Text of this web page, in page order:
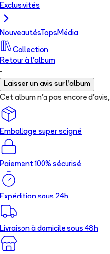
Exclusivités
NouveautésTops Média
Collection
Retour à l'album
-
Laisser un avis sur l'album
Cet album n'a pas encore d'avis,
Emballage super soigné
Paiement 100% sécurisé
Expédition sous 24h
Livraison à domicile sous 48h